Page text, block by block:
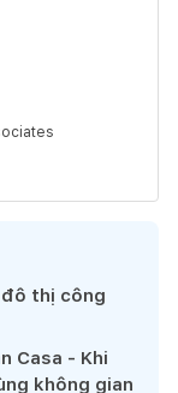
thị công
Casa - Khi
không gian